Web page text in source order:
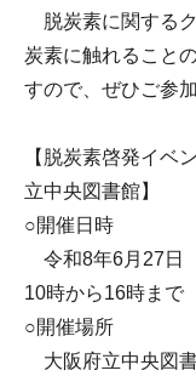
脱炭素に関する
炭素に触れること
すので、ぜひご参
【脱炭素啓発イベ
立中央図書館】
○開催日時
令和8年6月27日
10時から16時まで
○開催場所
大阪府立中央図